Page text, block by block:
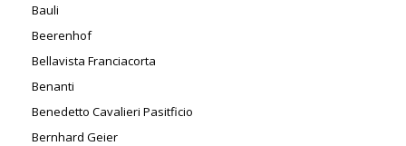
Bauli
Beerenhof
Bellavista Franciacorta
Benanti
Benedetto Cavalieri Pasitficio
Bernhard Geier